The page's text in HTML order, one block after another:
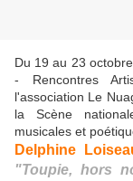
Du 19 au 23
- Rencontres
l'association Le
la Scène
musicales et
Delphine
"Toupie, hors